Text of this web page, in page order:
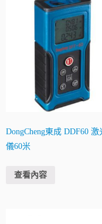
DongCheng東成 DDF60 激
儀60米
查看內容